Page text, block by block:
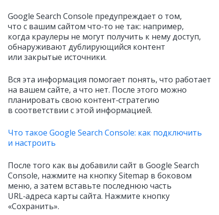
Google Search Console предупреждает о том,
что с вашим сайтом что‑то не так: например,
когда краулеры не могут получить к нему доступ,
обнаруживают дублирующийся контент
или закрытые источники.
Вся эта информация помогает понять, что работает
на вашем сайте, а что нет. После этого можно
планировать свою контент‑стратегию
в соответствии с этой информацией.
Что такое Google Search Console: как подключить
и настроить
После того как вы добавили сайт в Google Search
Console, нажмите на кнопку Sitemap в боковом
меню, а затем вставьте последнюю часть
URL‑адреса карты сайта. Нажмите кнопку
«Сохранить».